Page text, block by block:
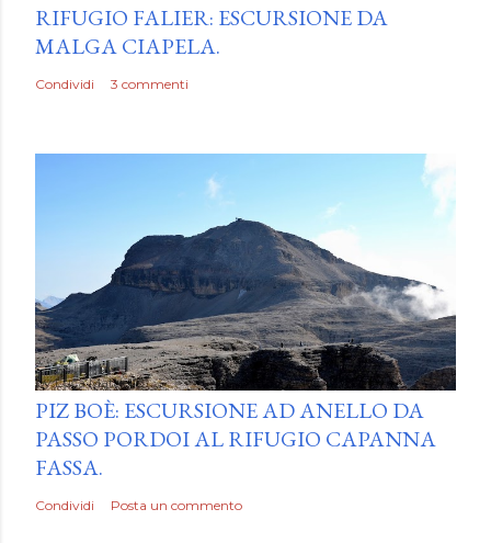
RIFUGIO FALIER: ESCURSIONE DA
MALGA CIAPELA.
Condividi 3 commenti
byLuca Mattiello
PIZ BOÈ: ESCURSIONE AD ANELLO DA
PASSO PORDOI AL RIFUGIO CAPANNA
FASSA.
Condividi Posta un commento